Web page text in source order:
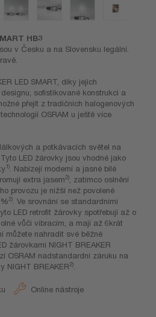
HB3
v Česku a na Slovensku legální.
LED SMART, díky jejich
sofistikované konstrukci a
přejít z tradičních halogenových
OSRAM u ještě více
a potkávacích světel na
LED žárovky jsou vhodné jako
1)
. Nabízejí moderní a jasné bílé
extra jasem2)
, zatímco oslnění
provozu je nižší než povolené
2)
. Ve srovnání se standardními
LED retrofit žárovky spotřebují až o
vůči vibracím, a mají až 6krát
můžete nahradit své běžné
žárovkami NIGHT BREAKER
OSRAM nadstandardní záruku na
NIGHT BREAKER2)
Online nástroje